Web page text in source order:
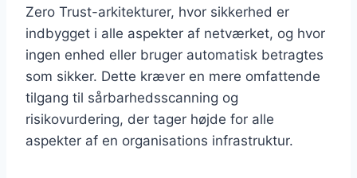
Zero Trust-arkitekturer, hvor sikkerhed er
indbygget i alle aspekter af netværket, og hvor
ingen enhed eller bruger automatisk betragtes
som sikker. Dette kræver en mere omfattende
tilgang til sårbarhedsscanning og
risikovurdering, der tager højde for alle
aspekter af en organisations infrastruktur.